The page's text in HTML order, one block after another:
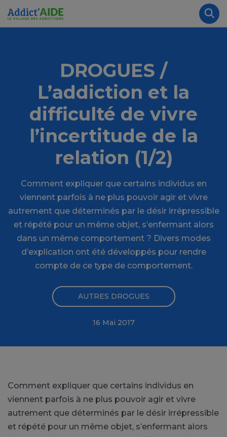
Aller au contenu principal
DROGUES /
L’addiction et la
difficulté de vivre
l’incertitude de la
relation (1/2)
Comment expliquer que certains individus en
viennent parfois à ne plus pouvoir agir et vivre
autrement que déterminés par le désir irrépressible
et répété pour un même objet, s’enfermant alors
dans un même comportement ? Divers modes
d’explication ont été développés pour rendre
compte de ce type de comportement.
AUTRES DROGUES
16 Mai 2017
Comment expliquer que certains individus en
viennent parfois à ne plus pouvoir agir et vivre
autrement que déterminés par le désir irrépressible
et répété pour un même objet, s’enfermant alors
Panneau de gestion des cookies